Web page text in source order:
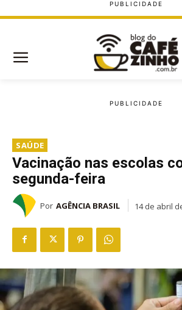
SAÚDE
Vacinação nas escolas
segunda-feira
Por AGÊNCIA BRASIL 14 de abril